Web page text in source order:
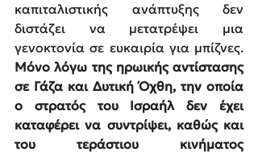
καπιταλιστικής ανάπτυξης δεν
διστάζει να μετατρέψει μια
Μόνο λόγω της ηρωικής αντίστασης
σε Γάζα και Δυτική Όχθη, την οποία
ο στρατός του Ισραήλ δεν έχει
καταφέρει να συντρίψει, καθώς και
του τεράστιου κινήματος